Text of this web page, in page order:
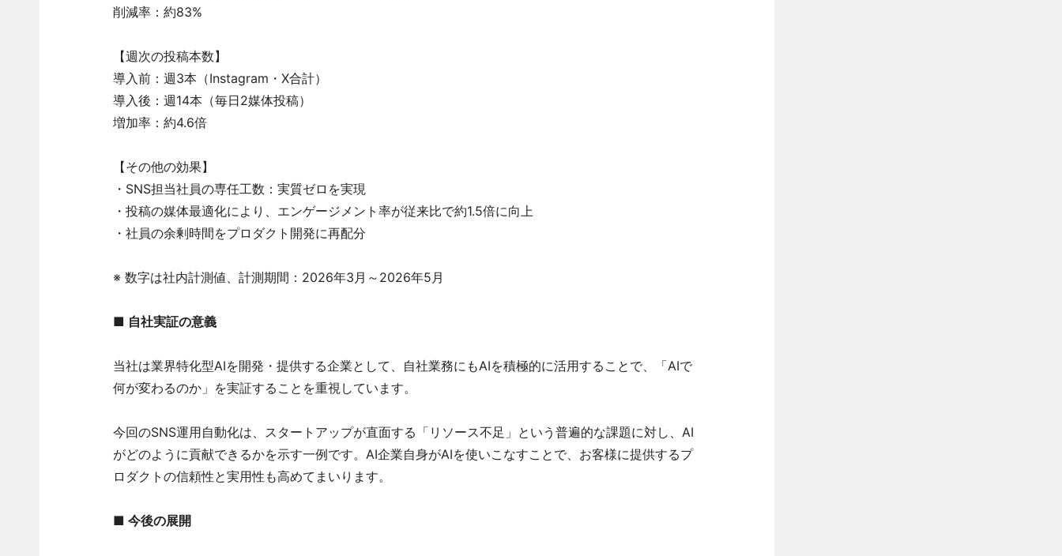
削減率：約83%
【週次の投稿本数】
導入前：週3本（Instagram・X合計）
導入後：週14本（毎日2媒体投稿）
増加率：約4.6倍
【その他の効果】
・SNS担当社員の専任工数：実質ゼロを実現
・投稿の媒体最適化により、エンゲージメント率が従来比で約1.5倍に向上
・社員の余剰時間をプロダクト開発に再配分
※ 数字は社内計測値、計測期間：2026年3月～2026年5月
■ 自社実証の意義
当社は業界特化型AIを開発・提供する企業として、自社業務にもAIを積極的に活用することで、「AIで
何が変わるのか」を実証することを重視しています。
今回のSNS運用自動化は、スタートアップが直面する「リソース不足」という普遍的な課題に対し、AI
がどのように貢献できるかを示す一例です。AI企業自身がAIを使いこなすことで、お客様に提供するプ
ロダクトの信頼性と実用性も高めてまいります。
■ 今後の展開